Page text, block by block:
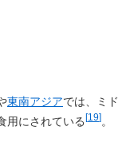
東南アジアでは、ミド
用にされている[19]